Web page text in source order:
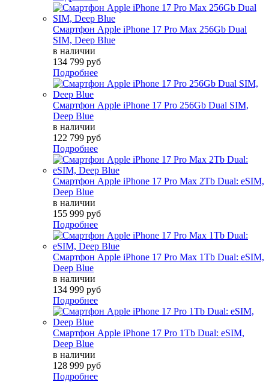
Смартфон Apple iPhone 17 Pro Max 256Gb Dual
SIM, Deep Blue
в наличии
134 799 руб
Подробнее
Смартфон Apple iPhone 17 Pro 256Gb Dual SIM,
Deep Blue
в наличии
122 799 руб
Подробнее
Смартфон Apple iPhone 17 Pro Max 2Tb Dual: eSIM,
Deep Blue
в наличии
155 999 руб
Подробнее
Смартфон Apple iPhone 17 Pro Max 1Tb Dual: eSIM,
Deep Blue
в наличии
134 999 руб
Подробнее
Смартфон Apple iPhone 17 Pro 1Tb Dual: eSIM,
Deep Blue
в наличии
128 999 руб
Подробнее